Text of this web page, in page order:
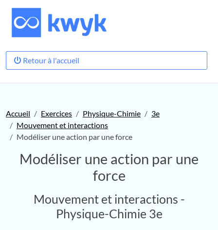
Retour à l'accueil
Accueil Exercices Physique-Chimie
3e
Mouvement et interactions
Modéliser une action par une force
Modéliser une action par une
force
Mouvement et interactions -
Physique-Chimie 3e